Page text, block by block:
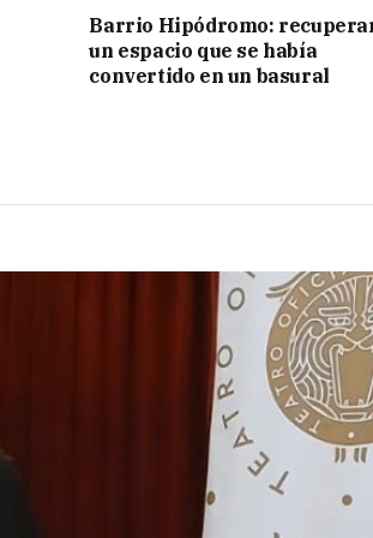
Barrio Hipódromo:
un espacio que se había
convertido en un basural